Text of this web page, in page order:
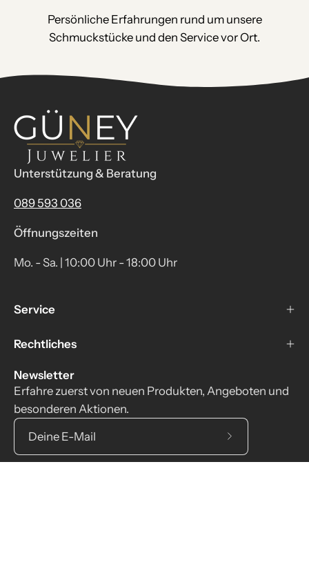
Persönliche Erfahrungen rund um unsere
Schmuckstücke und den Service vor Ort.
Unterstützung & Beratung
089 593 036
Öffnungszeiten
Mo. - Sa. | 10:00 Uhr - 18:00 Uhr
Service
Rechtliches
Newsletter
Erfahre zuerst von neuen Produkten, Angeboten und
besonderen Aktionen.
unseren